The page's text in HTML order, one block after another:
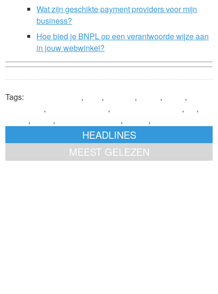
Wat zijn geschikte payment providers voor mijn
business?
Hoe bied je BNPL op een verantwoorde wijze aan
in jouw webwinkel?
Tags: , , , , ,
, , ,
,
, , , ,
HEADLINES
MEEST GELEZEN